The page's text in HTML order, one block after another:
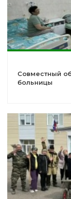
Совместный
больницы